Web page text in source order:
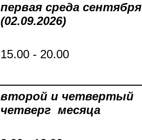
первая среда сентября
(02.09.2026)
15.00 - 20.00
второй и четвертый
четверг месяца